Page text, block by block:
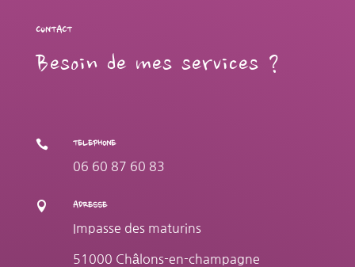
CONTACT
Besoin de mes services ?
 TELEPHONE
06 60 87 60 83
 ADRESSE
Impasse des maturins
51000 Châlons-en-champagne